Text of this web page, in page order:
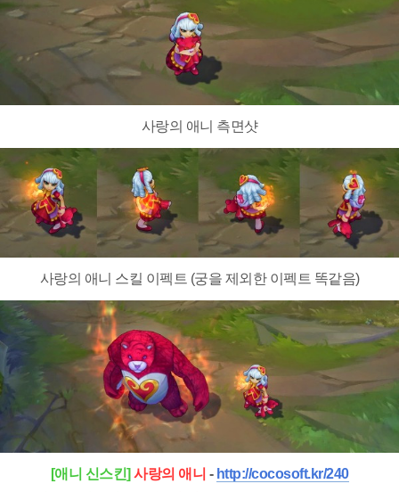
사랑의 애니 측면샷
사랑의 애니 스킬 이펙트 (궁을 제외한 이펙트 똑같음)
[애니 신스킨] 사랑의 애니 - http://cocosoft.kr/240